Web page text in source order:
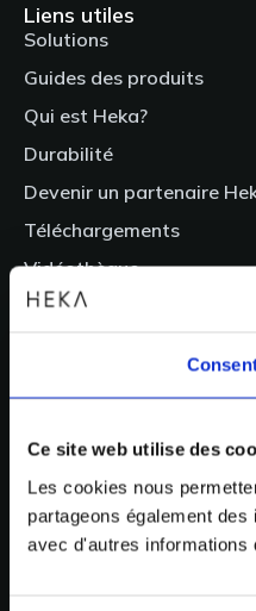
Ce site web utilise des
Les cookies nous
partageons également
avec d'autres informations
Liens utiles
Solutions
Guides des produits
Qui est Heka?
Durabilité
Devenir un partenaire
Téléchargements
Vidéothèque
Login
Facebook
YouTube
Instagram